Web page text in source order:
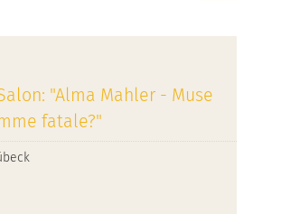
"Alma Mahler - Muse
fatale?"